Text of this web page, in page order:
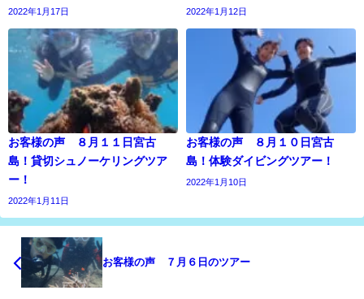
2022年1月17日 2022年1月12日
お客様の声 ８月１１日宮古
島！貸切シュノーケリングツア
ー！
2022年1月11日
お客様の声 ８月１０日宮古
島！体験ダイビングツアー！
2022年1月10日
お客様の声 ７月６日のツアー